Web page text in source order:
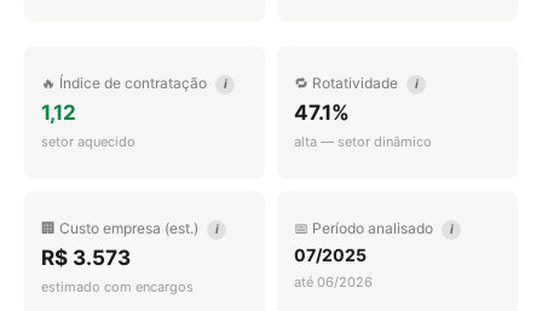
🔥 Índice de contratação i
1,12
setor aquecido
🔁 Rotatividade i
47.1%
alta — setor dinâmico
🏢 Custo empresa (est.) i
R$ 3.573
estimado com encargos
📅 Período analisado i
07/2025
até 06/2026